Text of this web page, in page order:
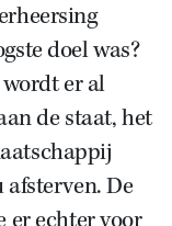
doel was?
er al
de staat, het
De